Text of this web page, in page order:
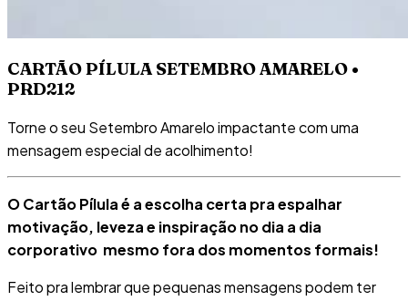
CARTÃO PÍLULA SETEMBRO AMARELO •
PRD212
Torne o seu Setembro Amarelo impactante com uma
mensagem especial de acolhimento!
O Cartão Pílula é a escolha certa pra espalhar
motivação, leveza e inspiração no dia a dia
corporativo mesmo fora dos momentos formais!
Feito pra lembrar que pequenas mensagens podem ter